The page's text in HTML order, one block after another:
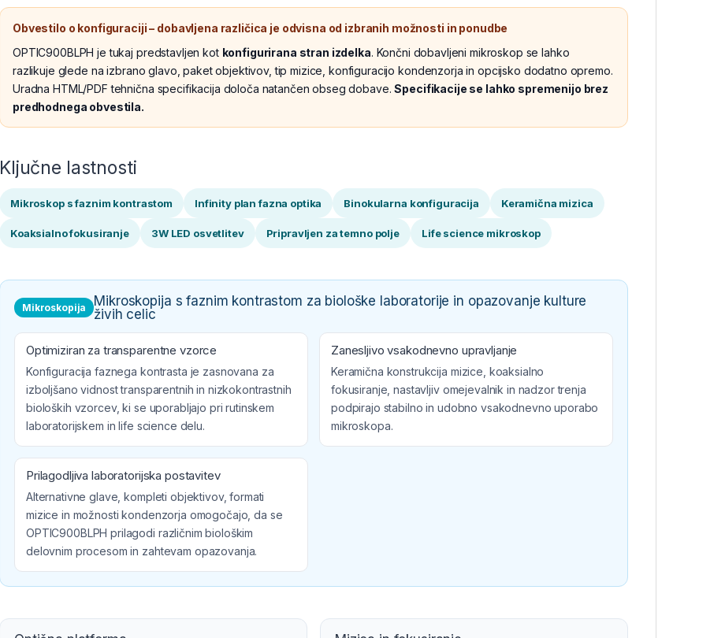
Obvestilo o konfiguraciji – dobavljena različica je odvisna od izbranih možnosti in ponudbe
OPTIC900BLPH je tukaj predstavljen kot konfigurirana stran izdelka. Končni dobavljeni mikroskop se lahko
razlikuje glede na izbrano glavo, paket objektivov, tip mizice, konfiguracijo kondenzorja in opcijsko dodatno opremo.
Uradna HTML/PDF tehnična specifikacija določa natančen obseg dobave.Specifikacije se lahko spremenijo brez
predhodnega obvestila.
Ključne lastnosti
Mikroskop s faznim kontrastom Infinity plan fazna optika Binokularna konfiguracija Keramična mizica
Koaksialno fokusiranje 3W LED osvetlitev Pripravljen za temno polje Life science mikroskop
Mikroskopija
Mikroskopija s faznim kontrastom za biološke laboratorije in opazovanje kulture
živih celic
Optimiziran za transparentne vzorce
Konfiguracija faznega kontrasta je zasnovana za
izboljšano vidnost transparentnih in nizkokontrastnih
bioloških vzorcev, ki se uporabljajo pri rutinskem
laboratorijskem in life science delu.
Zanesljivo vsakodnevno upravljanje
Keramična konstrukcija mizice, koaksialno
fokusiranje, nastavljiv omejevalnik in nadzor trenja
podpirajo stabilno in udobno vsakodnevno uporabo
mikroskopa.
Prilagodljiva laboratorijska postavitev
Alternativne glave, kompleti objektivov, formati
mizice in možnosti kondenzorja omogočajo, da se
OPTIC900BLPH prilagodi različnim biološkim
delovnim procesom in zahtevam opazovanja.